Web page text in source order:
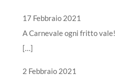
17 Febbraio 2021
A Carnevale ogni fritto vale!
[…]
2 Febbraio 2021